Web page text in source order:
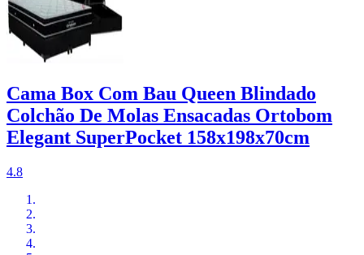
Cama Box Com Bau Queen Blindado
Colchão De Molas Ensacadas Ortobom
Elegant SuperPocket 158x198x70cm
4.8